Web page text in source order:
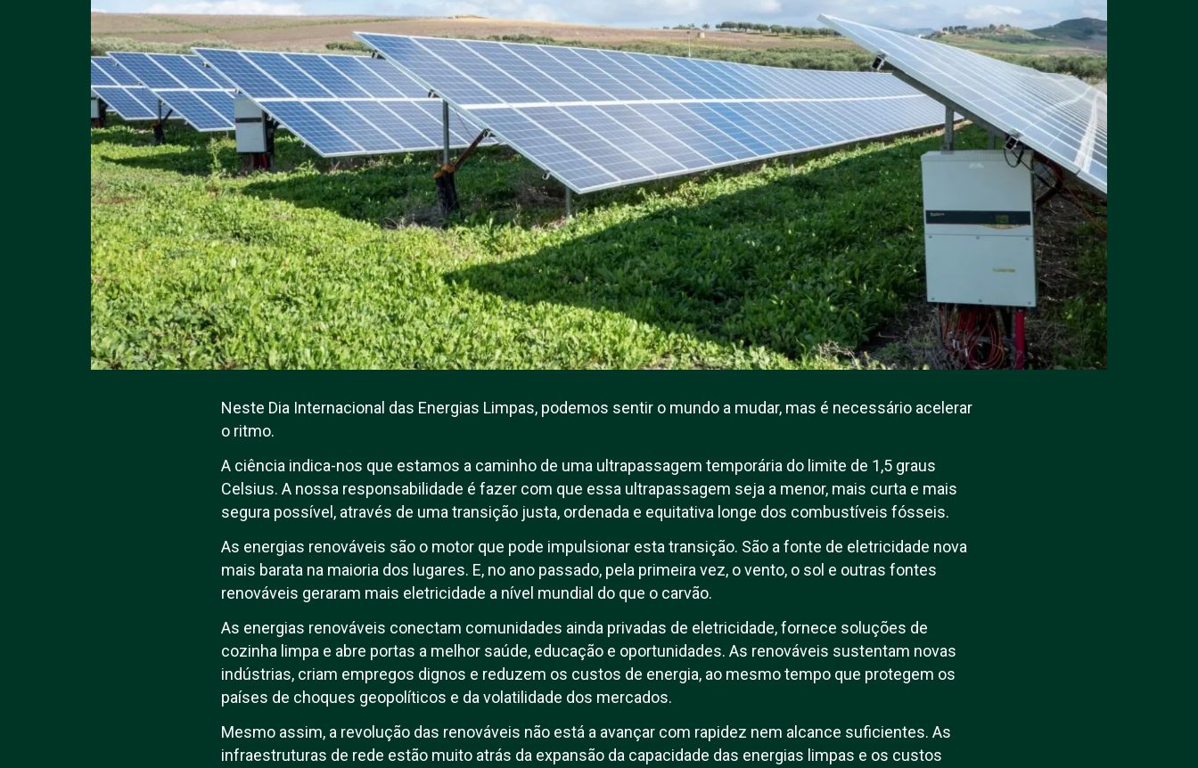
Neste Dia Internacional das Energias Limpas, podemos sentir o mundo a mudar, mas é necessário acelerar
o ritmo.
A ciência indica-nos que estamos a caminho de uma ultrapassagem temporária do limite de 1,5 graus
Celsius. A nossa responsabilidade é fazer com que essa ultrapassagem seja a menor, mais curta e mais
segura possível, através de uma transição justa, ordenada e equitativa longe dos combustíveis fósseis.
As energias renováveis são o motor que pode impulsionar esta transição. São a fonte de eletricidade nova
mais barata na maioria dos lugares. E, no ano passado, pela primeira vez, o vento, o sol e outras fontes
renováveis geraram mais eletricidade a nível mundial do que o carvão.
As energias renováveis conectam comunidades ainda privadas de eletricidade, fornece soluções de
cozinha limpa e abre portas a melhor saúde, educação e oportunidades. As renováveis sustentam novas
indústrias, criam empregos dignos e reduzem os custos de energia, ao mesmo tempo que protegem os
países de choques geopolíticos e da volatilidade dos mercados.
Mesmo assim, a revolução das renováveis não está a avançar com rapidez nem alcance suficientes. As
infraestruturas de rede estão muito atrás da expansão da capacidade das energias limpas e os custos